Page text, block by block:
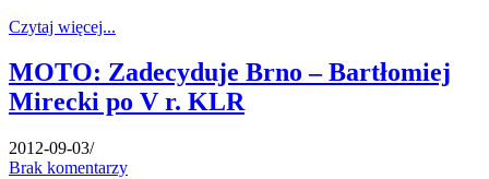
Czytaj więcej...
MOTO: Zadecyduje Brno – Bartłomiej
Mirecki po V r. KLR
2012-09-03/
Brak komentarzy